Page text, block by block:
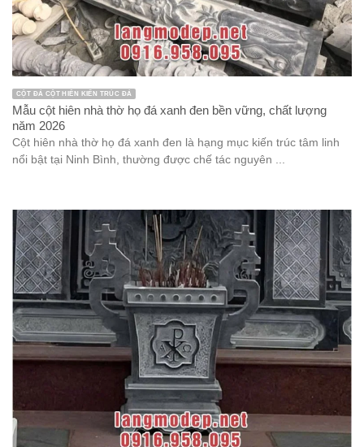
CỘT ĐÁ CỘT HIÊN KIẾN TRÚC ĐÁ
Mẫu cột hiên nhà thờ họ đá xanh đen bền vững, chất lượng
năm 2026
Cột hiên nhà thờ họ đá xanh đen là hạng mục kiến trúc tâm linh
nổi bật tại Ninh Bình, thường được chế tác nguyên ...